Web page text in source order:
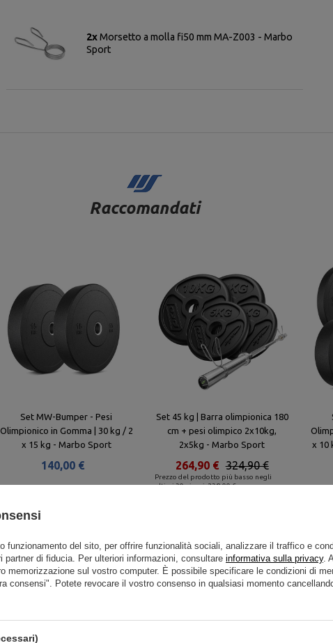
2xMorsetto a molla fi50 mm MA-Z003 - Marbo
Sport
Raccomandati
Set MW-Bumper - Pesi
Olimpionico in Gomma | 30 kg / 2
x 15 kg - Marbo Sport
140,00 €
Set 45 kg | Barra olimpionica 180
cm + pesi olimpico 2x10kg,
2x5kg - Marbo Sport
Prezzo del prodotto più basso negli
ultimi 30 giorni: 238,00 €
324,90 €
264,90 €
x 10
Prodotti simili
funzionamento del sito, per offrire funzionalità sociali, analizzare il traffico e
partner di fiducia. Per ulteriori informazioni, consultare informativa sulla privacy.
memorizzazione sul vostro computer. È possibile specificare le condizioni di
consensi". Potete revocare il vostro consenso in qualsiasi momento